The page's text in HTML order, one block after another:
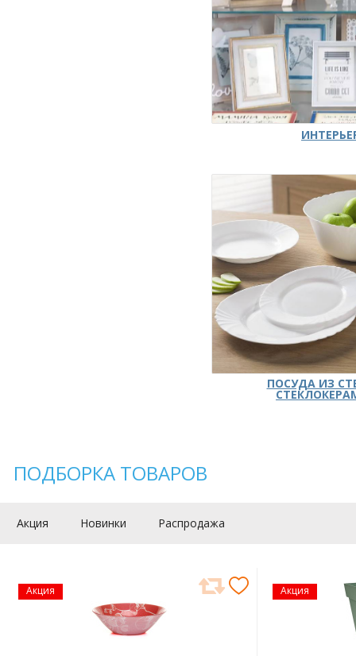
ПОСУДА ИЗ
ПОДБОРКА ТОВАРОВ
Акция Новинки Распродажа
Акция Акция